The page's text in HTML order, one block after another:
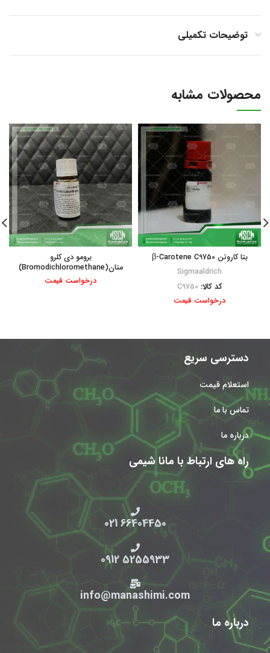
توضیحات تکمیلی
محصولات مشابه
بتا کاروتن β-Carotene C9750
Sigmaaldrich
کد کالا: C9750
درخواست قیمت
برومو دی کلرو
متان(Bromodichloromethane)
درخواست قیمت
دسترسی سریع
استعلام قیمت
تماس با ما
درباره ما
راه های ارتباط با مانا شیمی
66404450 021
5255933 0912
info@manashimi.com
درباره ما